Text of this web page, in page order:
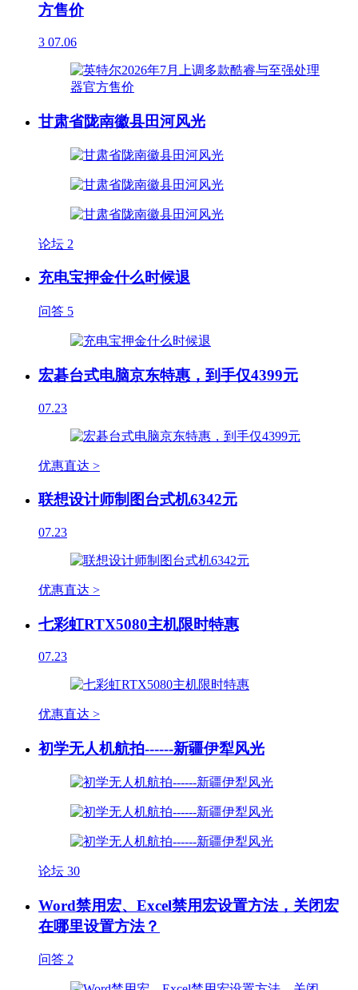
方售价
3 07.06
甘肃省陇南徽县田河风光
论坛 2
充电宝押金什么时候退
问答 5
宏碁台式电脑京东特惠，到手仅4399元
07.23
优惠直达 >
联想设计师制图台式机6342元
07.23
优惠直达 >
七彩虹RTX5080主机限时特惠
07.23
优惠直达 >
初学无人机航拍------新疆伊犁风光
论坛 30
Word禁用宏、Excel禁用宏设置方法，关闭宏
在哪里设置方法？
问答 2